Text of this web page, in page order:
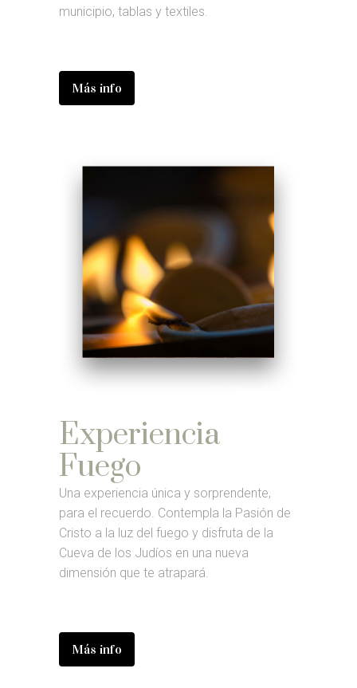
municipio, tablas y textiles.
Más info
Experiencia
Fuego
Una experiencia única y sorprendente,
para el recuerdo. Contempla la Pasión de
Cristo a la luz del fuego y disfruta de la
Cueva de los Judíos en una nueva
dimensión que te atrapará.
Más info